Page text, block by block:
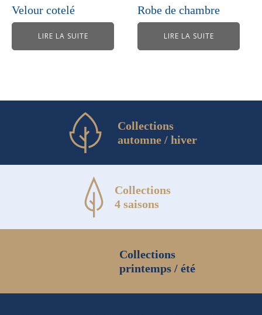
Velour cotelé
LIRE LA SUITE
Robe de chambre
LIRE LA SUITE
Collections
automne / hiver
Collections
4 saisons
Collections
printemps / été